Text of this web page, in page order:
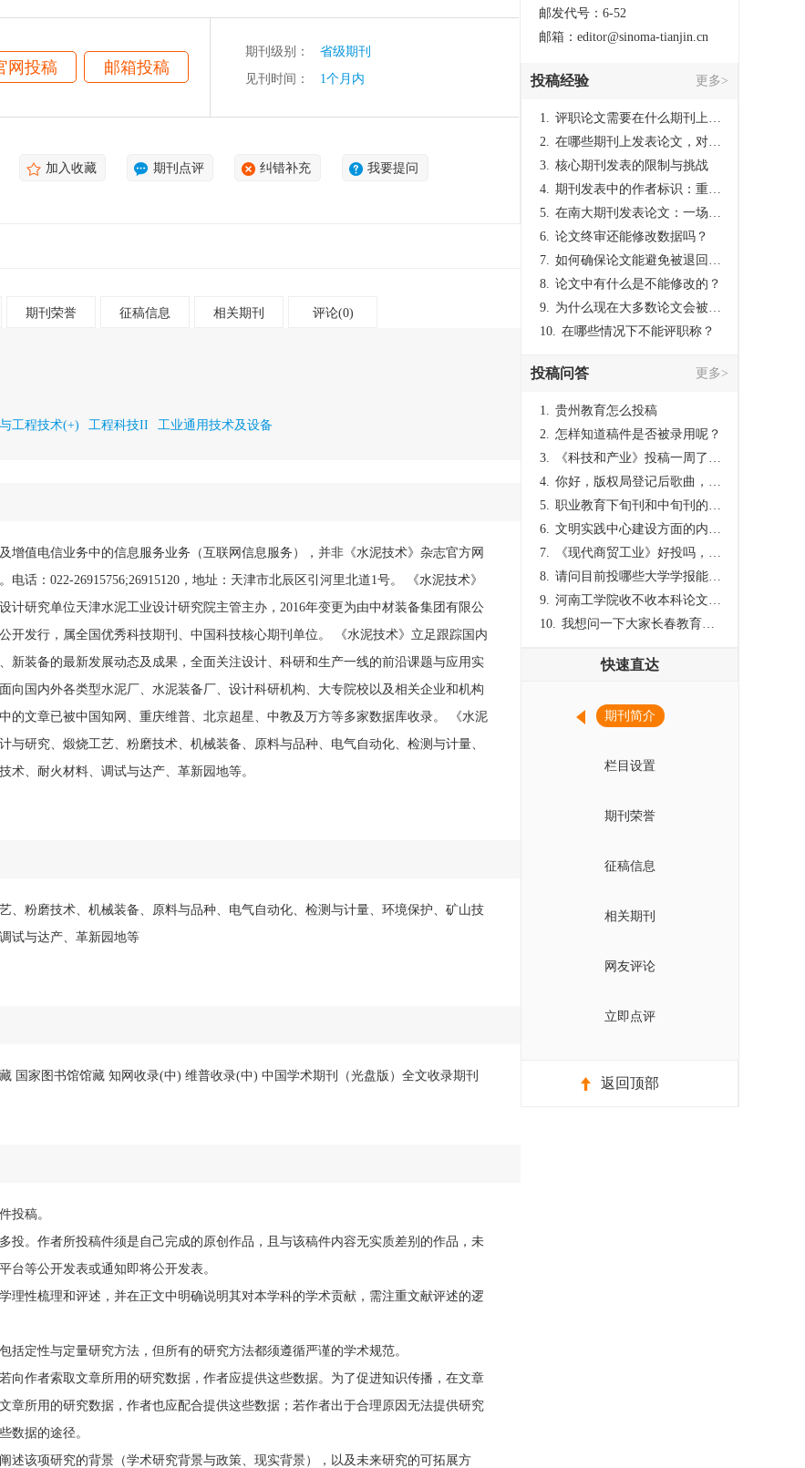
网投稿 邮箱投稿
期刊级别：
省级期刊
见刊时间：
1个月内
加入收藏 期刊点评 纠错补充 我要提问
期刊荣誉 征稿信息 相关期刊 评论(0)
工程技术(+) 工程科技II 工业通用技术及设备
增值电信业务中的信息服务业务（互联网信息服务），并非《水泥技术》杂志官方网
电话：022-26915756;26915120，地址：天津市北辰区引河里北道1号。 《水泥技术》
计研究单位天津水泥工业设计研究院主管主办，2016年变更为由中材装备集团有限公
开发行，属全国优秀科技期刊、中国科技核心期刊单位。 《水泥技术》立足跟踪国内
新装备的最新发展动态及成果，全面关注设计、科研和生产一线的前沿课题与应用实
向国内外各类型水泥厂、水泥装备厂、设计科研机构、大专院校以及相关企业和机构
的文章已被中国知网、重庆维普、北京超星、中教及万方等多家数据库收录。 《水泥
与研究、煅烧工艺、粉磨技术、机械装备、原料与品种、电气自动化、检测与计量、
术、耐火材料、调试与达产、革新园地等。
、粉磨技术、机械装备、原料与品种、电气自动化、检测与计量、环境保护、矿山技
试与达产、革新园地等
国家图书馆馆藏 知网收录(中) 维普收录(中) 中国学术期刊（光盘版）全文收录期刊
投稿。
投。作者所投稿件须是自己完成的原创作品，且与该稿件内容无实质差别的作品，未
台等公开发表或通知即将公开发表。
理性梳理和评述，并在正文中明确说明其对本学科的学术贡献，需注重文献评述的逻
括定性与定量研究方法，但所有的研究方法都须遵循严谨的学术规范。
向作者索取文章所用的研究数据，作者应提供这些数据。为了促进知识传播，在文章
章所用的研究数据，作者也应配合提供这些数据；若作者出于合理原因无法提供研究
数据的途径。
述该项研究的背景（学术研究背景与政策、现实背景），以及未来研究的可拓展方
邮发代号：6-52
邮箱：editor@sinoma-tianjin.cn
投稿经验 更多>
1. 评职论文需要在什么期刊上发表？
2. 在哪些期刊上发表论文，对考研有优势？
3. 核心期刊发表的限制与挑战
4. 期刊发表中的作者标识：重要性与实践
5. 在南大期刊发表论文：一场知识探索与学术成就的旅程
6. 论文终审还能修改数据吗？
7. 如何确保论文能避免被退回：关键条件与策略
8. 论文中有什么是不能修改的？
9. 为什么现在大多数论文会被评判为AI撰写？（深度剖析查重机制下的困境与出路）
10. 在哪些情况下不能评职称？
投稿问答 更多>
1. 贵州教育怎么投稿
2. 怎样知道稿件是否被录用呢？
3.
《科技和产业》投稿一周了仍是“已发回执”状态，这是什么意思？什么时候外审？
4. 你好，版权局登记后歌曲，这里能否发表
5. 职业教育下旬刊和中旬刊的国内刊号一样，他们有什么区别，两本刊物都是真的吗？
6. 文明实践中心建设方面的内容适合那种期刊
7.
《现代商贸工业》好投吗，版面费多少？
8. 请问目前投哪些大学学报能较快出刊啊
9. 河南工学院收不收本科论文呀？
10. 我想问一下大家长春教育学院学报是本科学报吗？
快速直达
期刊简介
栏目设置
期刊荣誉
征稿信息
相关期刊
网友评论
立即点评
返回顶部